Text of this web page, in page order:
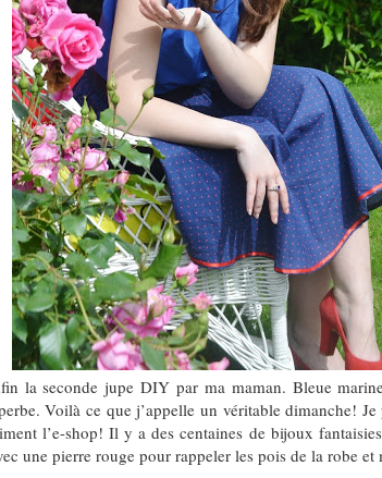
la seconde jupe DIY par ma maman. Bleue
Voilà ce que j’appelle un véritable dimanche!
l’e-shop! Il y a des centaines de bijoux
une pierre rouge pour rappeler les pois de la robe